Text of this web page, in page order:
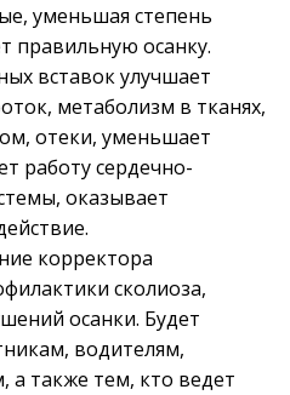
уменьшая степень
правильную осанку.
вставок улучшает
метаболизм в тканях,
отеки, уменьшает
работу сердечно-
оказывает
корректора
сколиоза,
осанки. Будет
водителям,
а также тем, кто ведет